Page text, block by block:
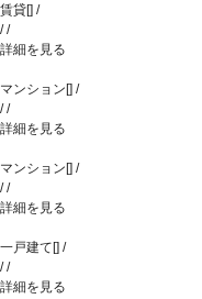
賃貸[] /
//
詳細を見る
マンション[] /
//
詳細を見る
マンション[] /
//
詳細を見る
一戸建て[] /
//
詳細を見る